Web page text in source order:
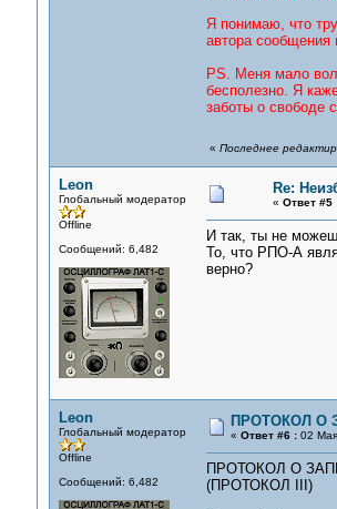
Я понимаю, что
автора сообщения
PS. Меня мало
бесполезно. Я
заботы о свободе
« Последнее
Leon
Глобальный модератор
Offline
Сообщений: 6,482
Re:
« Ответ #5
И так, ты не
То, что РПО-А
верно?
Leon
Глобальный модератор
Offline
Сообщений: 6,482
ПРОТОКОЛ О
« Ответ #6 :02 Мая
ПРОТОКОЛ О
(ПРОТОКОЛ III)